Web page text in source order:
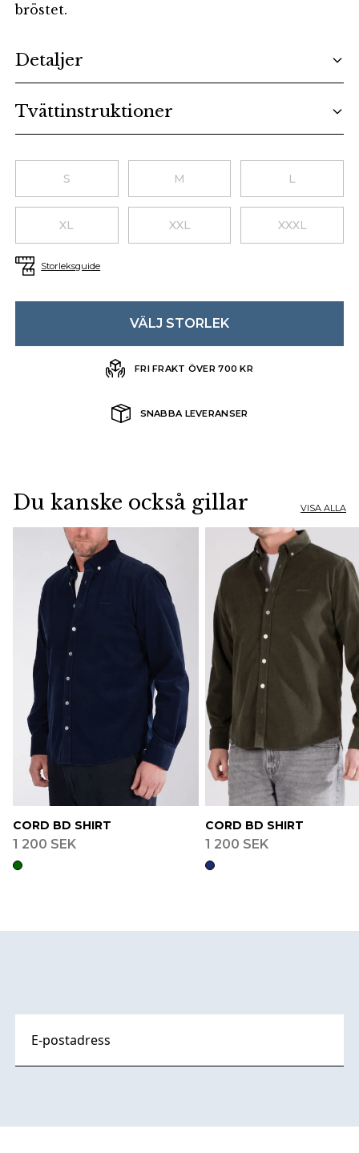
bröstet.
Detaljer
Tvättinstruktioner
S M L
XL XXL XXXL
Storleksguide
VÄLJ STORLEK
FRI FRAKT ÖVER 700 KR
SNABBA LEVERANSER
Du kanske också gillar VISA ALLA
CORD BD SHIRT
1 200 SEK
CORD BD SHIRT
1 200 SEK